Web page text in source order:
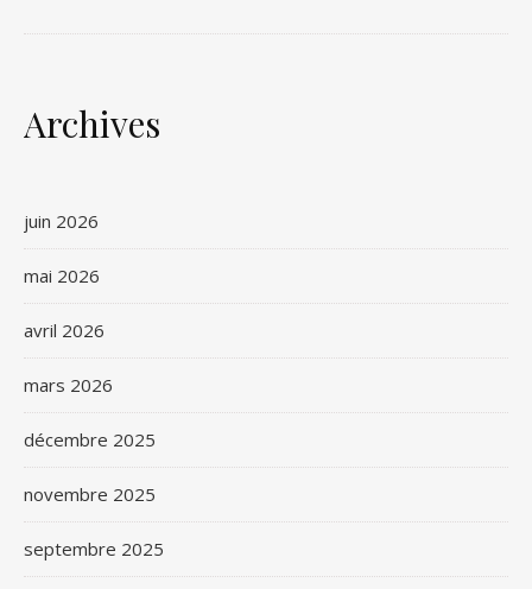
Archives
juin 2026
mai 2026
avril 2026
mars 2026
décembre 2025
novembre 2025
septembre 2025